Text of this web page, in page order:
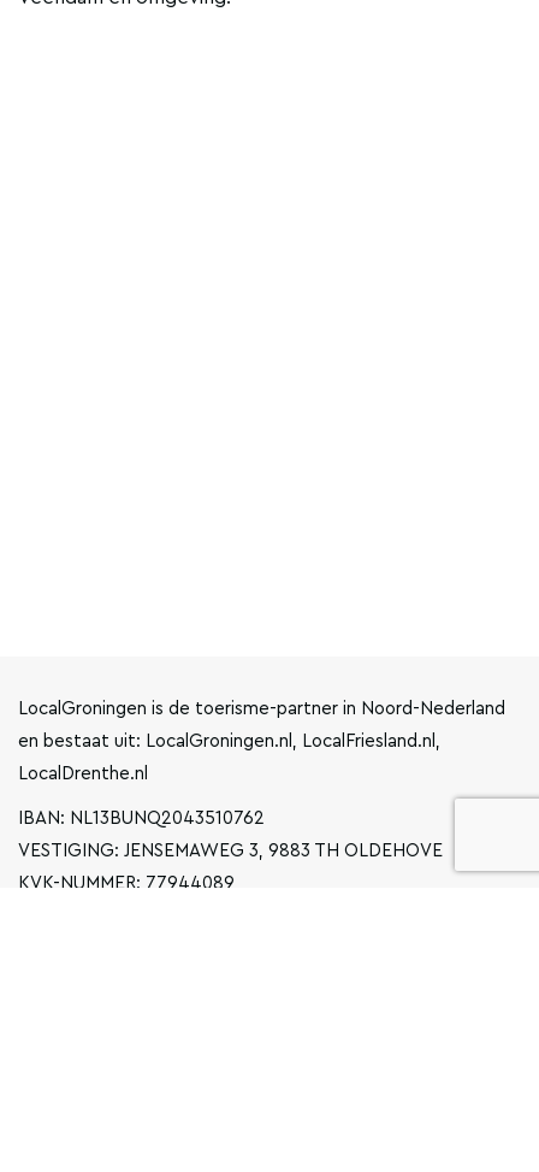
LocalGroningen is de toerisme-partner in Noord-Nederland
en bestaat uit: LocalGroningen.nl, LocalFriesland.nl,
LocalDrenthe.nl
IBAN: NL13BUNQ2043510762
VESTIGING: JENSEMAWEG 3, 9883 TH OLDEHOVE
KVK-NUMMER: 77944089